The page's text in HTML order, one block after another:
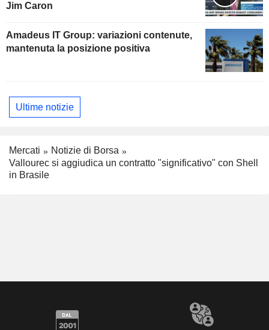
Jim Caron
Amadeus IT Group: variazioni contenute,
mantenuta la posizione positiva
Ultime notizie
Mercati
Notizie di Borsa
Vallourec si aggiudica un contratto "significativo" con Shell
in Brasile